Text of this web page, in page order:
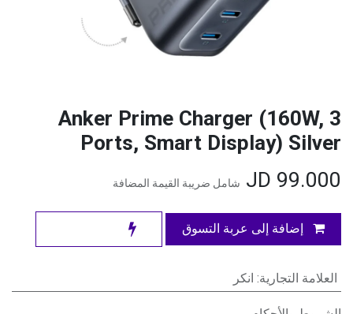
Anker Prime Charger (160W, 3
Ports, Smart Display) Silver
99.000
شامل ضريبة القيمة المضافة
إضافة إلى عربة التسوق
العلامة التجارية: انكر